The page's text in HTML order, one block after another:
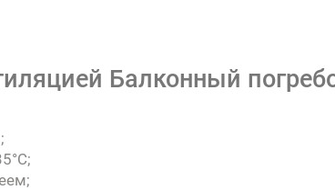
Балконный